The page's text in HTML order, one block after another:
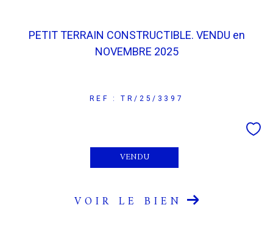
PETIT TERRAIN CONSTRUCTIBLE. VENDU en
NOVEMBRE 2025
REF : TR/25/3397
VENDU
VOIR LE BIEN